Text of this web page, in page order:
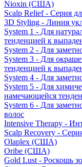
Nioxin (США)
Scalp Relief - Серия
3D Styling - Линия
System 1 - Для
тенденцией к
System 2 - Для
System 3 - Для
тенденцией к
System 4 - Для
System 5 - Для
намечающейся
System 6 - Для
волос
Intensive Therapy -
Scalp Recovery -
Olaplex (США)
Oribe (США)
Gold Lust - Роскошь